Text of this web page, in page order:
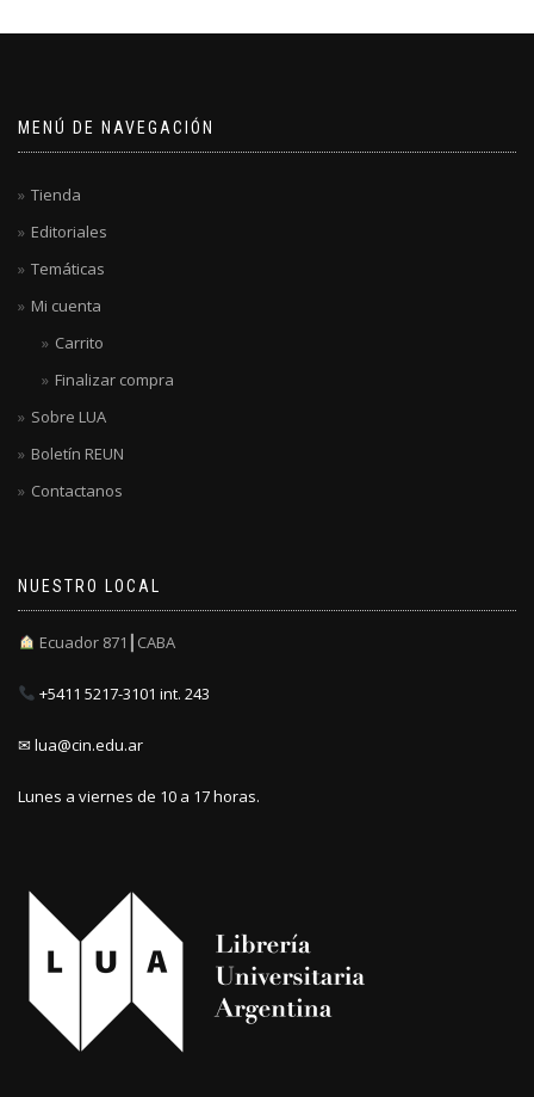
MENÚ DE NAVEGACIÓN
Tienda
Editoriales
Temáticas
Mi cuenta
Carrito
Finalizar compra
Sobre LUA
Boletín REUN
Contactanos
NUESTRO LOCAL
Ecuador 871┃CABA
+5411 5217-3101 int. 243
✉ lua@cin.edu.ar
Lunes a viernes de 10 a 17 horas.